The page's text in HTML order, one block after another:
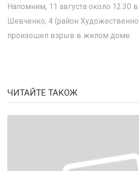
Напомним, 11 августа около 12.30
Шевченко, 4 (район
произошел взрыв в жилом доме.
ЧИТАЙТЕ ТАКОЖ